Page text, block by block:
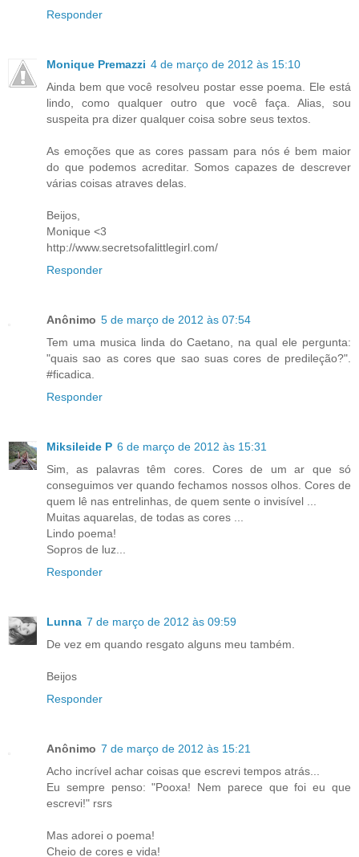
Responder
Monique Premazzi 4 de março de 2012 às 15:10
Ainda bem que você resolveu postar esse poema. Ele está
lindo, como qualquer outro que você faça. Alias, sou
suspeita pra dizer qualquer coisa sobre seus textos.
As emoções que as cores passam para nós é bem maior
do que podemos acreditar. Somos capazes de descrever
várias coisas atraves delas.
Beijos,
Monique <3
http://www.secretsofalittlegirl.com/
Responder
Anônimo 5 de março de 2012 às 07:54
Tem uma musica linda do Caetano, na qual ele pergunta:
"quais sao as cores que sao suas cores de predileção?".
#ficadica.
Responder
Miksileide P 6 de março de 2012 às 15:31
Sim, as palavras têm cores. Cores de um ar que só
conseguimos ver quando fechamos nossos olhos. Cores de
quem lê nas entrelinhas, de quem sente o invisível ...
Muitas aquarelas, de todas as cores ...
Lindo poema!
Sopros de luz...
Responder
Lunna 7 de março de 2012 às 09:59
De vez em quando resgato alguns meu também.
Beijos
Responder
Anônimo 7 de março de 2012 às 15:21
Acho incrível achar coisas que escrevi tempos atrás...
Eu sempre penso: "Pooxa! Nem parece que foi eu que
escrevi!" rsrs
Mas adorei o poema!
Cheio de cores e vida!